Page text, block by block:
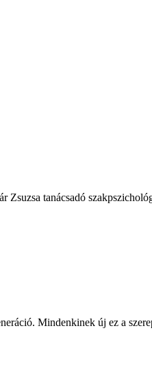
tanácsadó
Mindenkinek új ez a